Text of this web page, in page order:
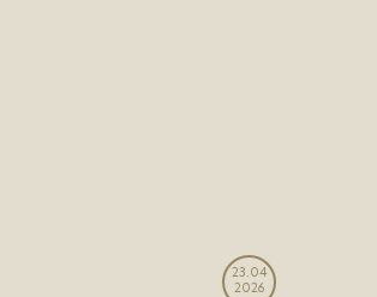
23.04
2026